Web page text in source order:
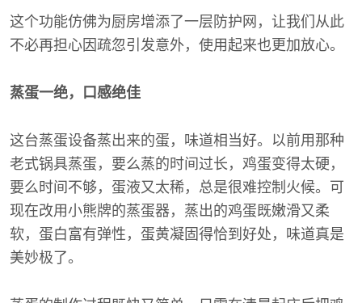
这个功能仿佛为厨房增添了一层防护网，让我们从此
不必再担心因疏忽引发意外，使用起来也更加放心。
蒸蛋一绝，口感绝佳
这台蒸蛋设备蒸出来的蛋，味道相当好。以前用那种
老式锅具蒸蛋，要么蒸的时间过长，鸡蛋变得太硬，
要么时间不够，蛋液又太稀，总是很难控制火候。可
现在改用小熊牌的蒸蛋器，蒸出的鸡蛋既嫩滑又柔
软，蛋白富有弹性，蛋黄凝固得恰到好处，味道真是
美妙极了。